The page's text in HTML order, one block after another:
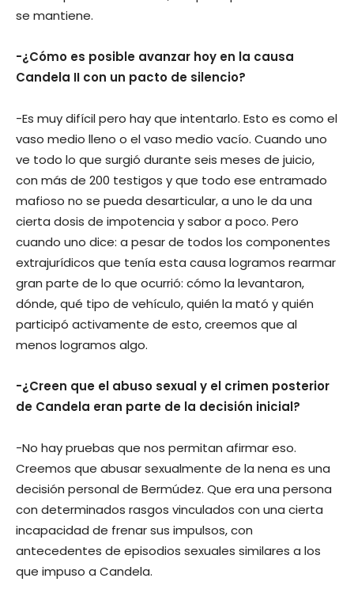
se mantiene.
-¿Cómo es posible avanzar hoy en la causa
Candela II con un pacto de silencio?
-Es muy difícil pero hay que intentarlo. Esto es como el
vaso medio lleno o el vaso medio vacío. Cuando uno
ve todo lo que surgió durante seis meses de juicio,
con más de 200 testigos y que todo ese entramado
mafioso no se pueda desarticular, a uno le da una
cierta dosis de impotencia y sabor a poco. Pero
cuando uno dice: a pesar de todos los componentes
extrajurídicos que tenía esta causa logramos rearmar
gran parte de lo que ocurrió: cómo la levantaron,
dónde, qué tipo de vehículo, quién la mató y quién
participó activamente de esto, creemos que al
menos logramos algo.
-¿Creen que el abuso sexual y el crimen posterior
de Candela eran parte de la decisión inicial?
-No hay pruebas que nos permitan afirmar eso.
Creemos que abusar sexualmente de la nena es una
decisión personal de Bermúdez. Que era una persona
con determinados rasgos vinculados con una cierta
incapacidad de frenar sus impulsos, con
antecedentes de episodios sexuales similares a los
que impuso a Candela.